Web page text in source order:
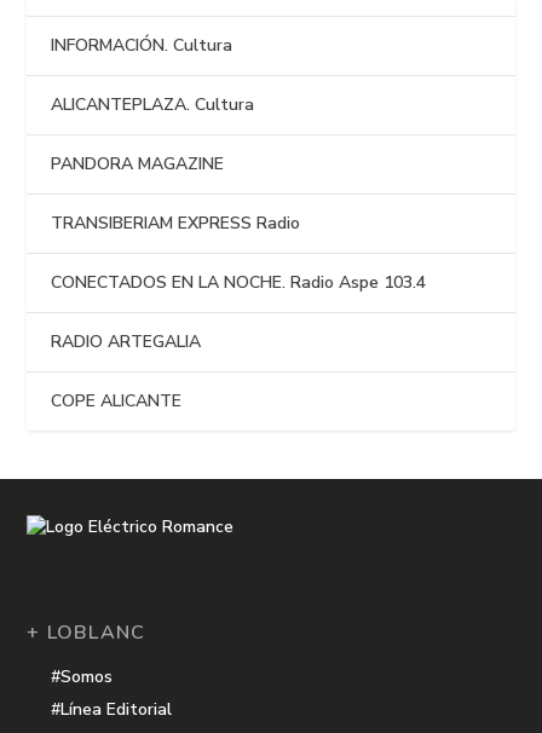
INFORMACIÓN. Cultura
ALICANTEPLAZA. Cultura
PANDORA MAGAZINE
TRANSIBERIAM EXPRESS Radio
CONECTADOS EN LA NOCHE. Radio Aspe 103.4
RADIO ARTEGALIA
COPE ALICANTE
+ LOBLANC
#Somos
#Línea Editorial